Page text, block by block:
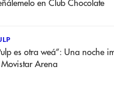
en Club Chocolate
es otra weá”: Una noche
Movistar Arena